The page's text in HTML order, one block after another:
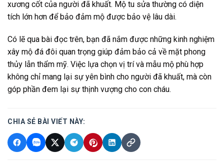
xương cốt của người đã khuất. Mộ tu sửa thường có diện
tích lớn hơn để bảo đảm mộ được bảo vệ lâu dài.
Có lẽ qua bài đọc trên, bạn đã nắm được những kinh nghiệm
xây mộ đá đôi quan trọng giúp đảm bảo cả về mặt phong
thủy lẫn thẩm mỹ. Việc lựa chọn vị trí và mẫu mộ phù hợp
không chỉ mang lại sự yên bình cho người đã khuất, mà còn
góp phần đem lại sự thịnh vượng cho con cháu.
CHIA SẺ BÀI VIẾT NÀY: